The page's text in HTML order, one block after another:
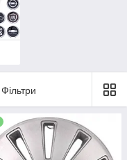
Фільтри